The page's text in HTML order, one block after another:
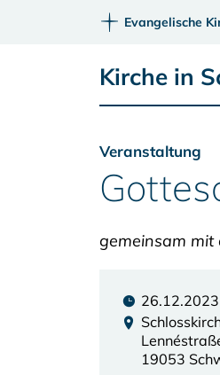
Evangelische
Kirche in
Veranstaltung
gemeinsam mit
19053